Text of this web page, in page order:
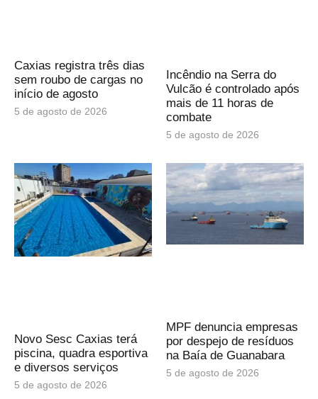
Caxias registra três dias
sem roubo de cargas no
início de agosto
5 de agosto de 2026
Incêndio na Serra do
Vulcão é controlado após
mais de 11 horas de
combate
5 de agosto de 2026
Novo Sesc Caxias terá
piscina, quadra esportiva
e diversos serviços
5 de agosto de 2026
MPF denuncia empresas
por despejo de resíduos
na Baía de Guanabara
5 de agosto de 2026